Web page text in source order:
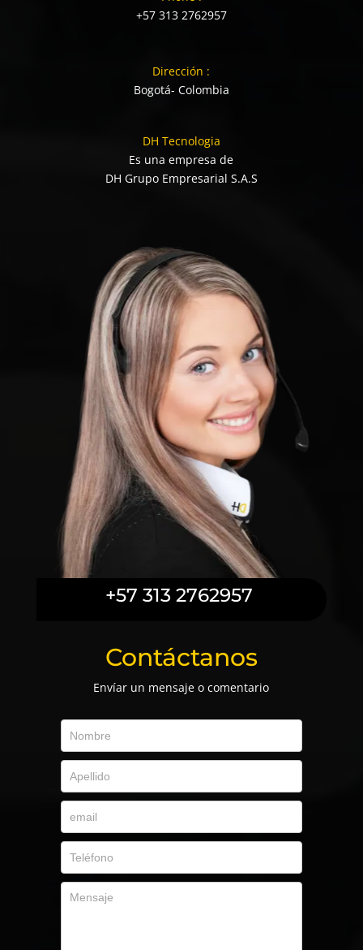
+57 313 2762957
Dirección :
Bogotá- Colombia
DH Tecnologia
Es una empresa de
DH Grupo Empresarial S.A.S
+57 313 2762957
Contáctanos
Envíar un mensaje o comentario